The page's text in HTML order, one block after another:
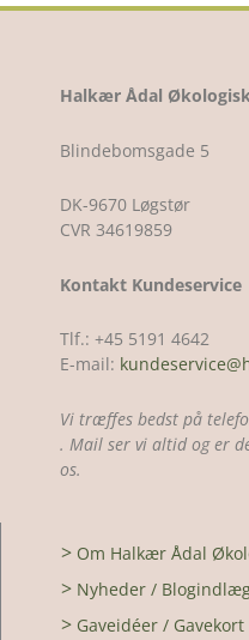
Halkær Ådal
Blindebomsgade 5
DK-9670 Løgstør
CVR 34619859
Kontakt Kundeservice
Tlf.: +45 5191 4642
E-mail:
Vi træffes bedst på
. Mail ser vi altid og er
os.
> Om Halkær Ådal
> Nyheder /
> Gaveidéer / Gavekort